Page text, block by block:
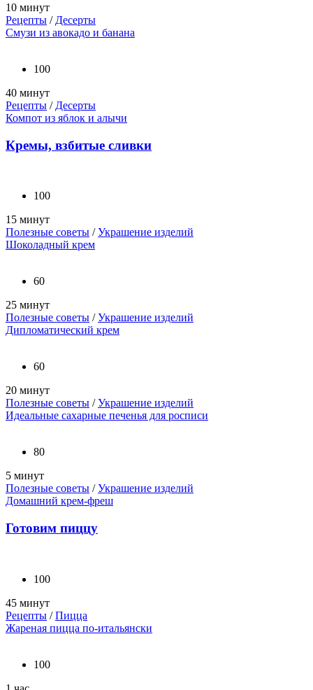
10 минут
Рецепты / Десерты
Смузи из авокадо и банана
100
40 минут
Рецепты / Десерты
Компот из яблок и алычи
Кремы, взбитые сливки
100
15 минут
Полезные советы /Украшение изделий
Шоколадный крем
60
25 минут
Полезные советы /Украшение изделий
Дипломатический крем
60
20 минут
Полезные советы /Украшение изделий
Идеальные сахарные печенья для росписи
80
5 минут
Полезные советы /Украшение изделий
Домашний крем-фреш
Готовим пиццу
100
45 минут
Рецепты /Пицца
Жареная пицца по-итальянски
100